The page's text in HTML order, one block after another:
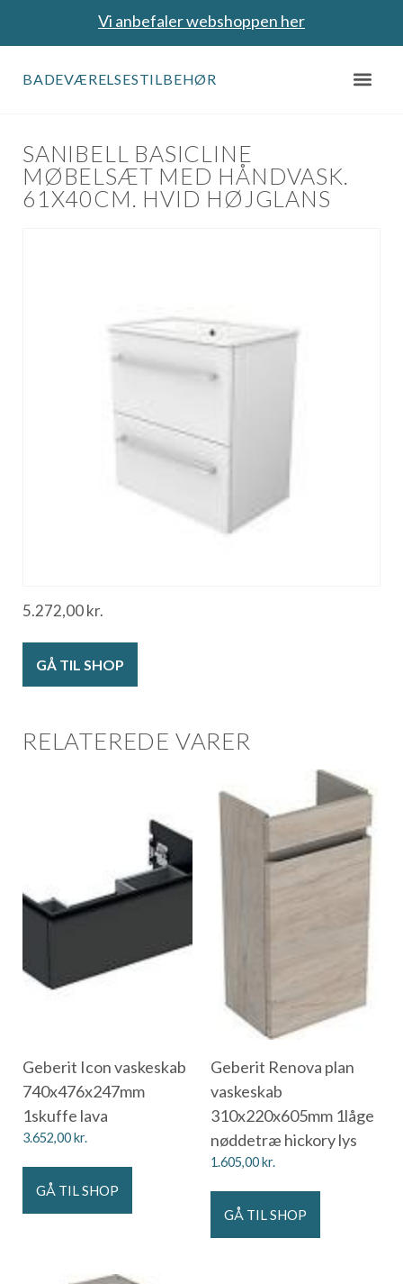
Vi anbefaler webshoppen her
BADEVÆRELSESTILBEHØR
SANIBELL BASICLINE
MØBELSÆT MED HÅNDVASK.
61X40CM. HVID HØJGLANS
5.272,00kr.
GÅ TIL SHOP
RELATEREDE VARER
Geberit Icon vaskeskab
740x476x247mm
1skuffe lava
3.652,00kr.
GÅ TIL SHOP
Geberit Renova plan
vaskeskab
310x220x605mm 1låge
nøddetræ hickory lys
1.605,00kr.
GÅ TIL SHOP